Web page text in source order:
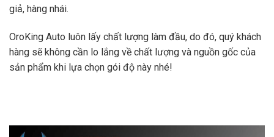
giả, hàng nhái.
OroKing Auto luôn lấy chất lượng làm đầu, do đó, quý khách
hàng sẽ không cần lo lắng về chất lượng và nguồn gốc của
sản phẩm khi lựa chọn gói độ này nhé!